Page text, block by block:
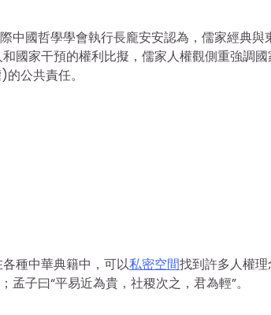
國哲學學會執行長龐安安認為，儒家經典與
國家干預的權利比擬，儒家人權觀側重強調
公共責任。
種中華典籍中，可以私密空間找到許多人權
孟子曰“平易近為貴，社稷次之，君為輕”。